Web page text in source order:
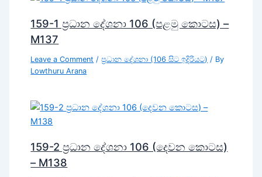
159-1 ප්‍රධාන දේශනා 106 (පළමු කොටස) –
M137
Leave a Comment /ප්‍රධාන දේශනා (106 සිට ඉදිරියට) / By
Lowthuru Arana
159-2 ප්‍රධාන දේශනා 106 (දෙවන කොටස)
– M138